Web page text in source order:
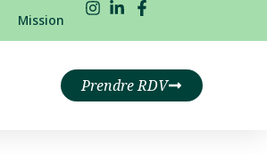
Mission
Prendre RDV